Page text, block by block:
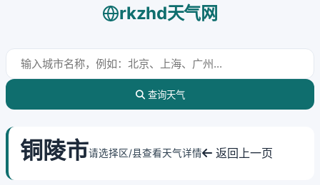
rkzhd天气网
查询天气
铜陵市请选择区/县查看天气详情 返回上一页